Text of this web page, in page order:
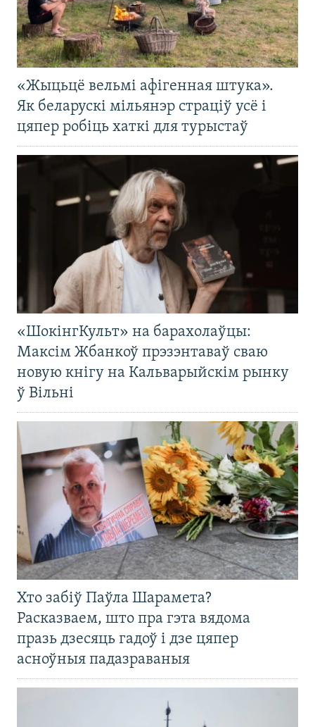
«Жыцьцё вельмі афігенная штука».
Як беларускі мільянэр страціў усё і
цяпер робіць хаткі для турыстаў
«ШокінгКульт» на барахолаўцы:
Максім Жбанкоў прэзэнтаваў сваю
новую кнігу на Кальварыйскім рынку
ў Вільні
Хто забіў Паўла Шарамета?
Расказваем, што пра гэта вядома
празь дзесяць гадоў і дзе цяпер
асноўныя падазраваныя